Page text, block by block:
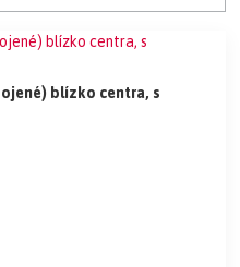
blízko centra, s